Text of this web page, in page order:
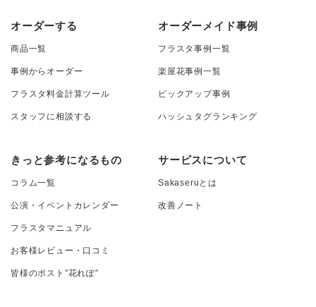
オーダーする
商品一覧
事例からオーダー
フラスタ料金計算ツール
スタッフに相談する
オーダーメイド事例
フラスタ事例一覧
楽屋花事例一覧
ピックアップ事例
ハッシュタグランキング
きっと参考になるもの
コラム一覧
公演・イベントカレンダー
フラスタマニュアル
お客様レビュー・口コミ
皆様のポスト”花れぽ”
サービスについて
Sakaseruとは
改善ノート